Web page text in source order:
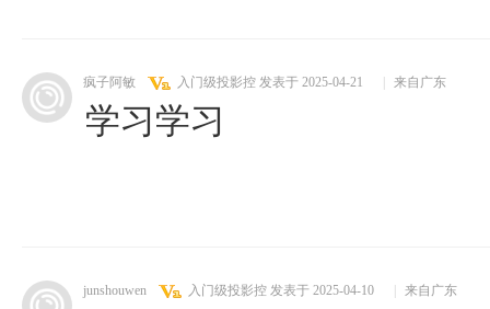
疯子阿敏 入门级投影控 发表于 2025-04-21 来自广东
学习学习
junshouwen 入门级投影控 发表于 2025-04-10 来自广东